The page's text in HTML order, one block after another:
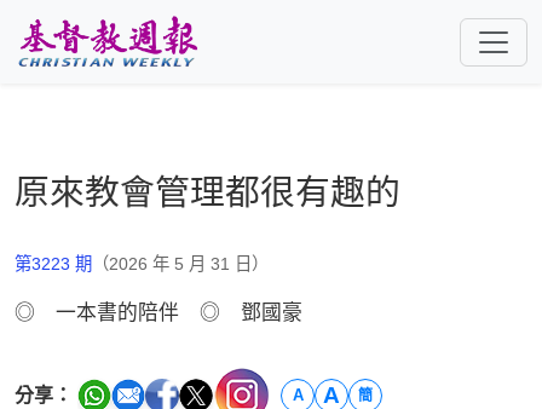
原來教會管理都很有趣的
第3223 期 （2026 年 5 月 31 日）
◎ 一本書的陪伴 ◎ 鄧國豪
分享： A A 簡